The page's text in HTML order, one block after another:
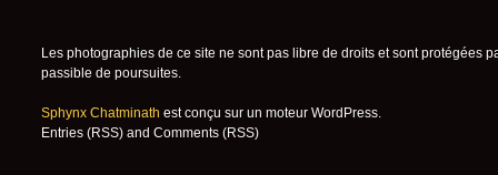
Les photographies de ce site ne sont pas libre de droits et sont protégées
passible de poursuites.
Sphynx Chatminath est conçu sur un moteur WordPress.
Entries (RSS)and Comments (RSS)